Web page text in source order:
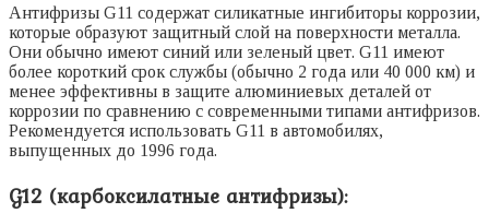
Антифризы G11 содержат силикатные ингибиторы коррозии,
которые образуют защитный слой на поверхности металла.
Они обычно имеют синий или зеленый цвет. G11 имеют
более короткий срок службы (обычно 2 года или 40 000 км) и
менее эффективны в защите алюминиевых деталей от
коррозии по сравнению с современными типами антифризов.
Рекомендуется использовать G11 в автомобилях,
выпущенных до 1996 года.
G12 (карбоксилатные антифризы):